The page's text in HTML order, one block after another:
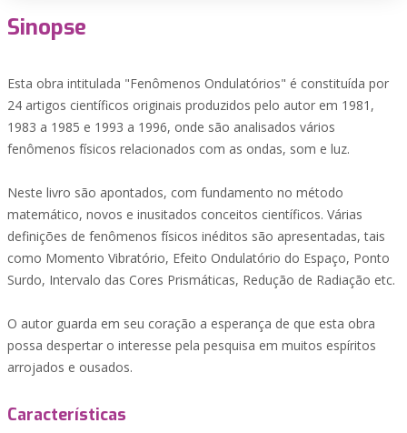
Sinopse
Esta obra intitulada "Fenômenos Ondulatórios" é constituída por
24 artigos científicos originais produzidos pelo autor em 1981,
1983 a 1985 e 1993 a 1996, onde são analisados vários
fenômenos físicos relacionados com as ondas, som e luz.
Neste livro são apontados, com fundamento no método
matemático, novos e inusitados conceitos científicos. Várias
definições de fenômenos físicos inéditos são apresentadas, tais
como Momento Vibratório, Efeito Ondulatório do Espaço, Ponto
Surdo, Intervalo das Cores Prismáticas, Redução de Radiação etc.
O autor guarda em seu coração a esperança de que esta obra
possa despertar o interesse pela pesquisa em muitos espíritos
arrojados e ousados.
Características